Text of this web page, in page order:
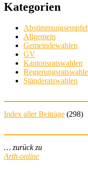
Kategorien
Allgemein
Gemeindewahlen
GV
Kantonsratswahlen
Ständeratswahlen
Index aller Beiträge (298)
… zurück zu
Arth-online